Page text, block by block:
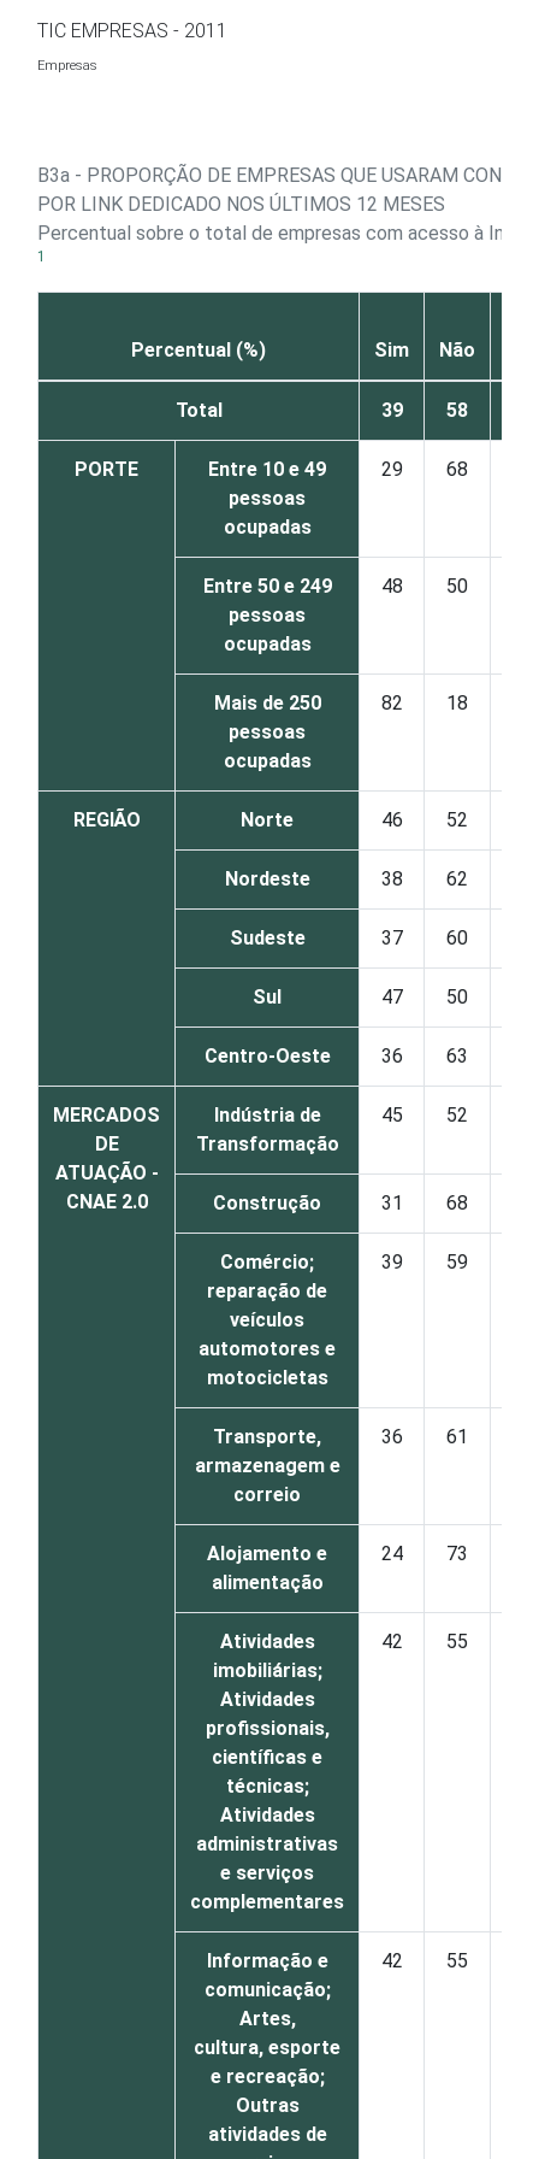
TIC EMPRESAS - 2011
Empresas
B3a - PROPORÇÃO DE EMPRESAS QUE USARAM
POR LINK DEDICADO NOS ÚLTIMOS 12 MESES
Percentual sobre o total de empresas com acesso à
1
Percentual (%) Sim Não
Total 39 58
PORTE
Entre 10 e 49
pessoas
ocupadas
29 68
Entre 50 e 249
pessoas
ocupadas
48 50
Mais de 250
pessoas
ocupadas
82 18
REGIÃO Norte 46 52
Nordeste 38 62
Sudeste 37 60
Sul 47 50
Centro-Oeste 36 63
MERCADOS
DE
ATUAÇÃO -
CNAE 2.0
Indústria de
Transformação
45 52
Construção 31 68
Comércio;
reparação de
veículos
automotores e
motocicletas
39 59
Transporte,
armazenagem e
correio
36 61
Alojamento e
alimentação
24 73
Atividades
imobiliárias;
Atividades
profissionais,
científicas e
técnicas;
Atividades
administrativas
e serviços
complementares
42 55
Informação e
comunicação;
Artes,
cultura, esporte
e recreação;
Outras
atividades de
42 55